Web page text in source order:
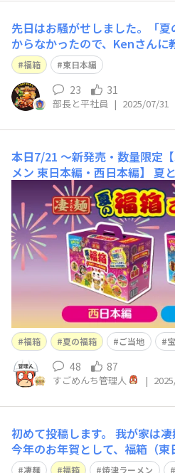
先日はお騒がせしました。「
からなかったので、Kenさんに
トコムで注文し、本日無事に届
した。これから少しずつ食して
と、シールは入っていましたが
認していないので見つけられて
福箱 東日本編
23 31
部長と平社員 | 2025/07/31
本日7/21 ～新発売・数量限定
メン 東日本編・西日本編】 夏
袋をイメージした、「凄麺」
本編｣｢西日本編｣の2タイプで
｢凄麺立体シール｣付き♪さらに
ャンボ宝くじ（10枚１組
細&ご購入◇※数に限りがあり
福箱 夏の福箱 ご当地
48 87
すごめんち管理人 |
初めて投稿します。 我が家は凄
今年のお年賀として、福箱（
ました。 スーパーの福袋売り場
凄麺 福箱 焼津ラーメン